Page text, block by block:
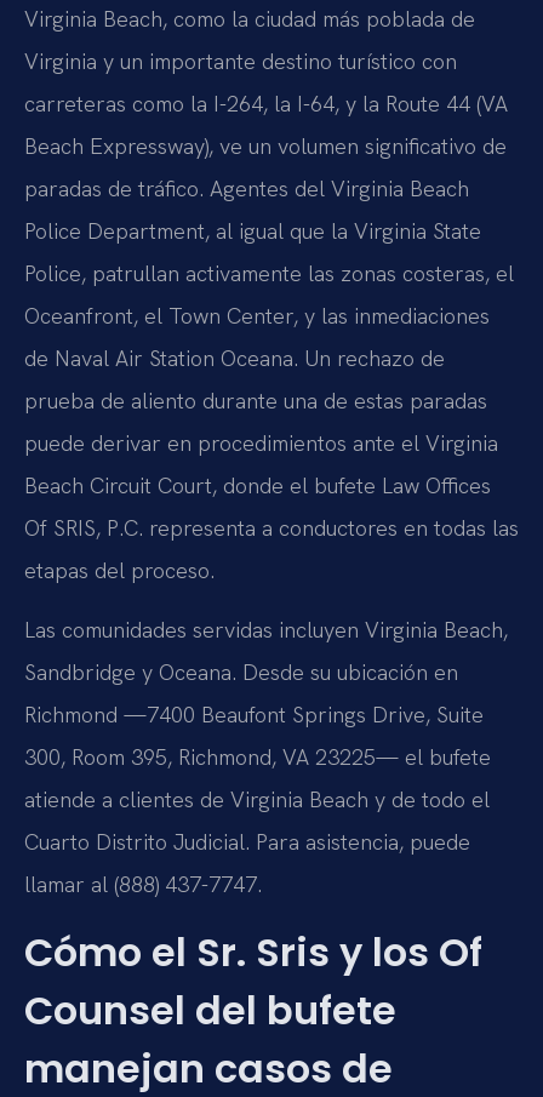
Virginia Beach, como la ciudad más poblada de
Virginia y un importante destino turístico con
carreteras como la I-264, la I-64, y la Route 44 (VA
Beach Expressway), ve un volumen significativo de
paradas de tráfico. Agentes del Virginia Beach
Police Department, al igual que la Virginia State
Police, patrullan activamente las zonas costeras, el
Oceanfront, el Town Center, y las inmediaciones
de Naval Air Station Oceana. Un rechazo de
prueba de aliento durante una de estas paradas
puede derivar en procedimientos ante el Virginia
Beach Circuit Court, donde el bufete Law Offices
Of SRIS, P.C. representa a conductores en todas las
etapas del proceso.
Las comunidades servidas incluyen Virginia Beach,
Sandbridge y Oceana. Desde su ubicación en
Richmond —7400 Beaufont Springs Drive, Suite
300, Room 395, Richmond, VA 23225— el bufete
atiende a clientes de Virginia Beach y de todo el
Cuarto Distrito Judicial. Para asistencia, puede
llamar al (888) 437-7747.
Cómo el Sr. Sris y los Of
Counsel del bufete
manejan casos de